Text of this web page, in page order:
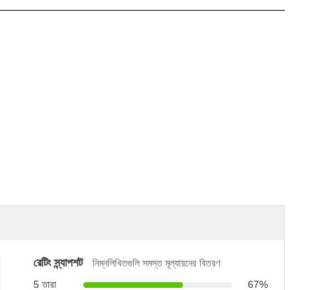
রেটিং স্ন্যাপশট
নিম্নলিখিতগুলি সমস্ত মূল্যায়নের বিতরণ
5 তারা
67%